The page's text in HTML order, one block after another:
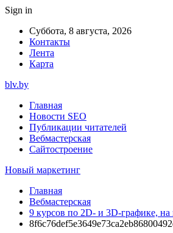
Sign in
Суббота, 8 августа, 2026
Контакты
Лента
Карта
blv.by
Главная
Новости SEO
Публикации читателей
Вебмастерская
Сайтостроение
Новый маркетинг
Главная
Вебмастерская
9 курсов по 2D- и 3D-графике,